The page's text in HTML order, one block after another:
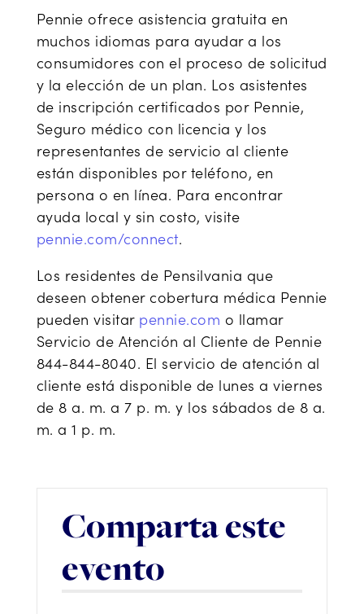
Pennie ofrece asistencia gratuita en
muchos idiomas para ayudar a los
consumidores con el proceso de solicitud
y la elección de un plan. Los asistentes
de inscripción certificados por Pennie,
Seguro médico con licencia y los
representantes de servicio al cliente
están disponibles por teléfono, en
persona o en línea. Para encontrar
ayuda local y sin costo, visite
pennie.com/connect.
Los residentes de Pensilvania que
deseen obtener cobertura médica Pennie
pueden visitar pennie.com o llamar
Servicio de Atención al Cliente de Pennie
844-844-8040. El servicio de atención al
cliente está disponible de lunes a viernes
de 8 a. m. a 7 p. m. y los sábados de 8 a.
m. a 1 p. m.
Comparta este
evento